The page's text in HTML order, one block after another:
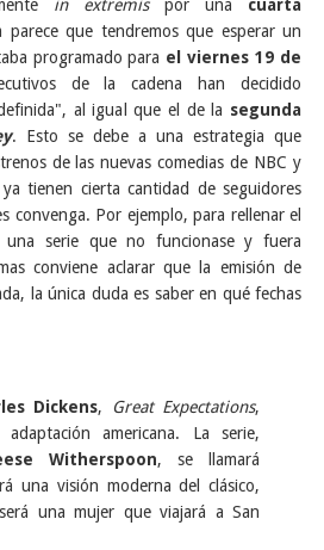
in extremispor una cuarta
parece que tendremos que esperar un
programado para el viernes 19 de
de la cadena han decidido
al igual que el de la segunda
. Esto se debe a una estrategia que
de las nuevas comedias de NBC y
tienen cierta cantidad de seguidores
convenga. Por ejemplo, para rellenar el
una serie que no funcionase y fuera
conviene aclarar que la emisión de
la única duda es saber en qué fechas
Dickens, Great Expectations,
americana. La serie,
Witherspoon, se llamará
una visión moderna del clásico,
una mujer que viajará a San